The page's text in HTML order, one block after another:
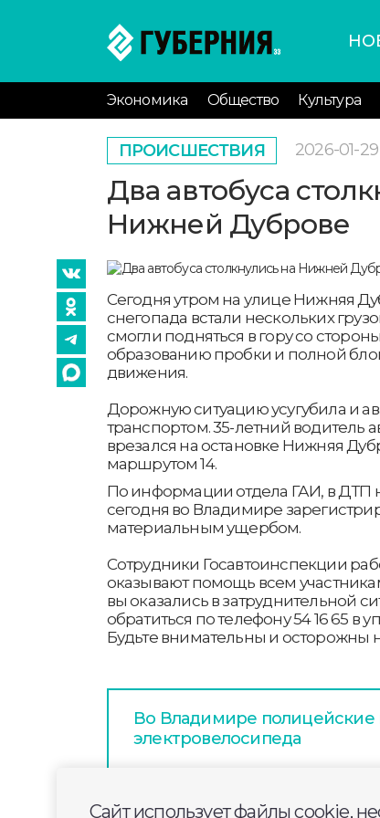
Экономика Общество Культура
ПРОИСШЕСТВИЯ 2026-01-29
Два автобуса
Нижней Дуброве
Сегодня утром на улице Нижняя
снегопада встали нескольких
смогли подняться в гору со
образованию пробки и полной
движения.
Дорожную ситуацию усугубила и
транспортом. 35-летний водитель
врезался на остановке Нижняя
маршрутом 14.
По информации отдела ГАИ, в ДТП
сегодня во Владимире
материальным ущербом.
Сотрудники Госавтоинспекции
оказывают помощь всем
вы оказались в затруднительной
обратиться по телефону 54 16 65 в
Будьте внимательны и осторожны
Во Владимире полицейские
электровелосипеда
На третий день в Клязьме
Сайт использует файлы cookie,